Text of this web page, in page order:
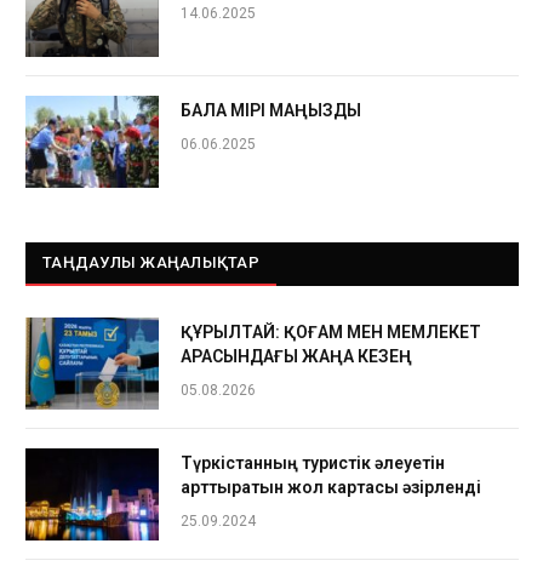
14.06.2025
БАЛА ӨМІРІ МАҢЫЗДЫ
06.06.2025
ТАҢДАУЛЫ ЖАҢАЛЫҚТАР
ҚҰРЫЛТАЙ: ҚОҒАМ МЕН МЕМЛЕКЕТ
АРАСЫНДАҒЫ ЖАҢА КЕЗЕҢ
05.08.2026
Түркістанның туристік әлеуетін
арттыратын жол картасы әзірленді
25.09.2024